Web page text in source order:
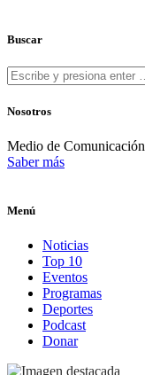
Buscar
Nosotros
Medio de Comunicación
Saber más
Menú
Noticias
Top 10
Eventos
Programas
Deportes
Podcast
Donar